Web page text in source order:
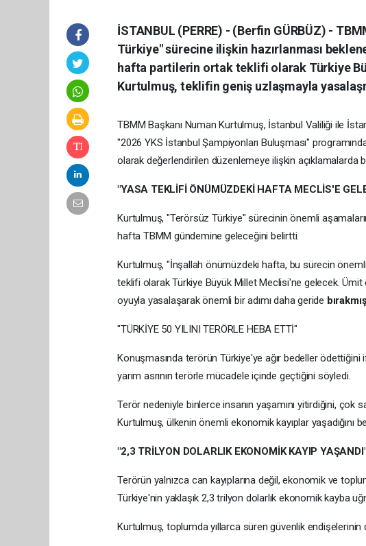
İSTANBUL (PERRE) - (Berfin GÜRBÜZ) -
Türkiye" sürecine ilişkin hazırlanması
hafta partilerin ortak teklifi olarak Türkiye
Kurtulmuş, teklifin geniş uzlaşmayla
TBMM Başkanı Numan Kurtulmuş, İstanbul Valiliği ile
"2026 YKS İstanbul Şampiyonları Buluşması"
olarak değerlendirilen düzenlemeye ilişkin açıklamalarda
"YASA TEKLİFİ ÖNÜMÜZDEKİ HAFTA MECLİS'E
Kurtulmuş, "Terörsüz Türkiye" sürecinin önemli
hafta TBMM gündemine geleceğini belirtti.
Kurtulmuş, "İnşallah önümüzdeki hafta, bu sürecin
teklifi olarak Türkiye Büyük Millet Meclisi'ne gelecek.
oyuyla yasalaşarak önemli bir adımı daha geride
"TÜRKİYE 50 YILINI TERÖRLE HEBA ETTİ"
Konuşmasında terörün Türkiye'ye ağır bedeller
yarım asrının terörle mücadele içinde geçtiğini söyledi.
Terör nedeniyle binlerce insanın yaşamını yitirdiğini, çok
Kurtulmuş, ülkenin önemli ekonomik kayıplar yaşadığını
"2,3 TRİLYON DOLARLIK EKONOMİK KAYIP
Terörün yalnızca can kayıplarına değil, ekonomik ve
Türkiye'nin yaklaşık 2,3 trilyon dolarlık ekonomik kayba
Kurtulmuş, toplumda yıllarca süren güvenlik endişelerinin